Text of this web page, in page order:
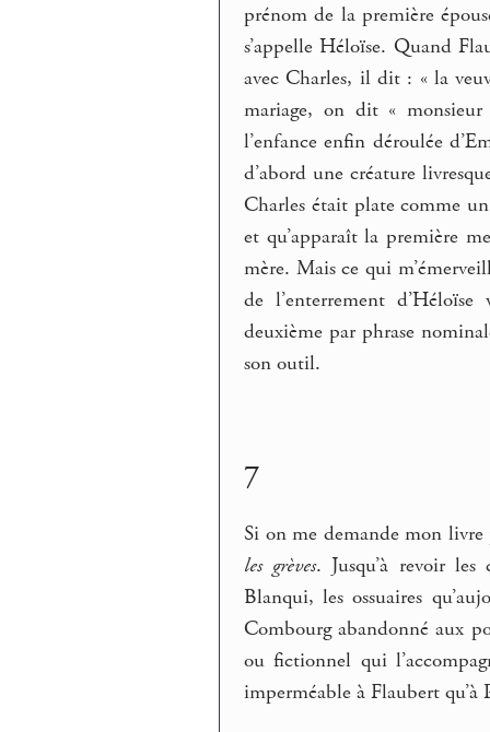
prénom de la première
s’appelle Héloïse. Quand
avec Charles, il dit : « la
mariage, on dit «
l’enfance enfin déroulée
d’abord une créature
Charles était plate comme
et qu’apparaît la première
mère. Mais ce qui
de l’enterrement
deuxième par phrase
son outil.
7
Si on me demande mon
les grèves. Jusqu’à revoir
Blanqui, les ossuaires
Combourg abandonné aux
ou fictionnel qui
imperméable à Flaubert qu’à